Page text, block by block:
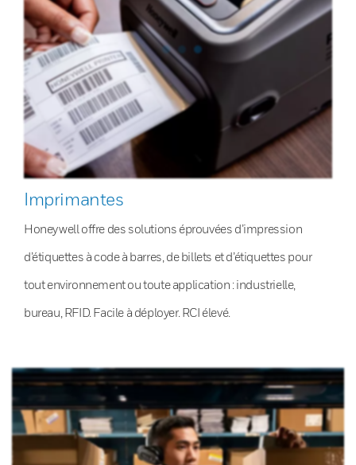
Imprimantes
Honeywell offre des solutions éprouvées d’impression
d’étiquettes à code à barres, de billets et d’étiquettes pour
tout environnement ou toute application : industrielle,
bureau, RFID. Facile à déployer. RCI élevé.